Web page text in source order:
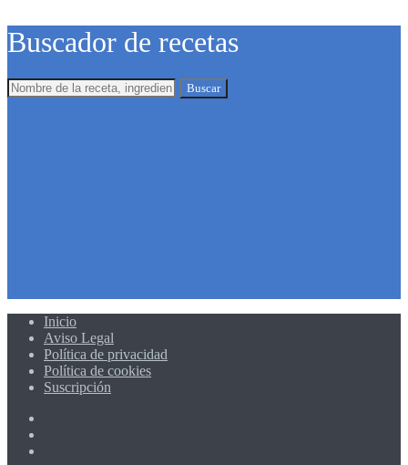
Buscador de recetas
Buscar
Inicio
Aviso Legal
Política de privacidad
Política de cookies
Suscripción